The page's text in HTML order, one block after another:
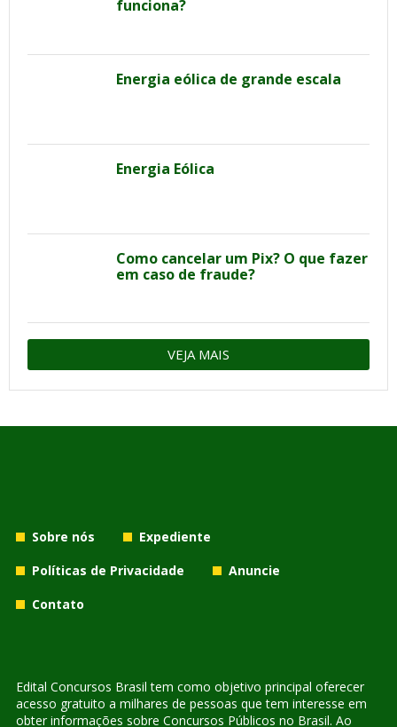
funciona?
Energia eólica de grande escala
Energia Eólica
Como cancelar um Pix? O que fazer
em caso de fraude?
VEJA MAIS
Sobre nós
Expediente
Políticas de Privacidade
Anuncie
Contato
Edital Concursos Brasil tem como objetivo principal oferecer
acesso gratuito a milhares de pessoas que tem interesse em
obter informações sobre Concursos Públicos no Brasil. Ao